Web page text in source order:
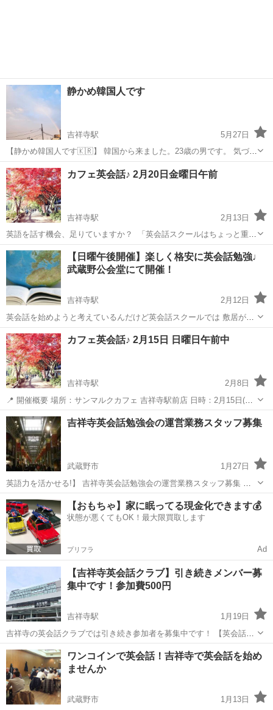
静かめ韓国人です
吉祥寺駅
5月27日
【静かめ韓国人です🇰🇷】 韓国から来ました。23歳の男です。 気づい
たら日本にいました。 韓国語の会話練習や、 韓ドラでよく出る表現、
発音など教えられます👌 韓国語について気になることや、 よく分から
ない部...
東京 武蔵野市 吉祥寺駅 その他 韓国人
カフェ英会話♪ 2月20日金曜日午前
吉祥寺駅
2月13日
英語を話す機会、足りていますか？ 「英会話スクールはちょっと重い
けど、実践の場がほしい」 そんな方にぴったりの カフェ英会話♪ 吉
祥寺会場 です。 吉祥寺駅前のサンマルクカフェで、少人数・リラッ
クスした雰囲気の中、英会話を楽...
東京 武蔵野市 吉祥寺駅 英会話 初心者
【日曜午後開催】楽しく格安に英会話勉強♩
武蔵野公会堂にて開催！
吉祥寺駅
2月12日
英会話を始めようと考えているんだけど英会話スクールでは 敷居が高
すぎると思っているみなさん、気軽に英会話しませんか？ 同じく英語
を勉強している様々な年代、職業の人たちと一緒に話すことで、いい
刺激を受けて、英語を続...
東京 武蔵野市 吉祥寺駅 英会話 敷居
カフェ英会話♪ 2月15日 日曜日午前中
吉祥寺駅
2月8日
📍 開催概要 場所：サンマルクカフェ 吉祥寺駅前店 日時：2月15日(日
曜日)午前 (4人以上で開催取りなります。） 参加費：500円 ＋ ドリン
ク代（各自注文） レベル：初心者〜中級者歓迎📝 参加方法（重要）
...
東京 武蔵野市 吉祥寺駅 英会話 初心者
吉祥寺英会話勉強会の運営業務スタッフ募集
武蔵野市
1月27日
英語力を活かせる!】 吉祥寺英会話勉強会の運営業務スタッフ募集 吉
祥寺で開催している英会話勉強会の運営業務。 1回2時間程度で、英会
話勉強会のMCをしていただきます。 勤務地はその時々の勉強会の会
場によって違います。...
東京 武蔵野市 英会話 クラブ
【おもちゃ】家に眠ってる現金化できます💰
状態が悪くてもOK！最大限買取します
プリフラ Ad
【吉祥寺英会話クラブ】引き続きメンバー募
集中です！参加費500円
吉祥寺駅
1月19日
吉祥寺の英会話クラブでは引き続き参加者を募集中です！ 【英会話ク
ラブとは】 ・グループトークやゲームなどを交えた英会話の勉強サー
クルです。 ・初心者から上級者の方まで、レベル別に学習可能 ・さま
ざまな年代や性別の...
東京 武蔵野市 吉祥寺駅 英会話 クラブ
ワンコインで英会話！吉祥寺で英会話を始め
ませんか
武蔵野市 1月13日